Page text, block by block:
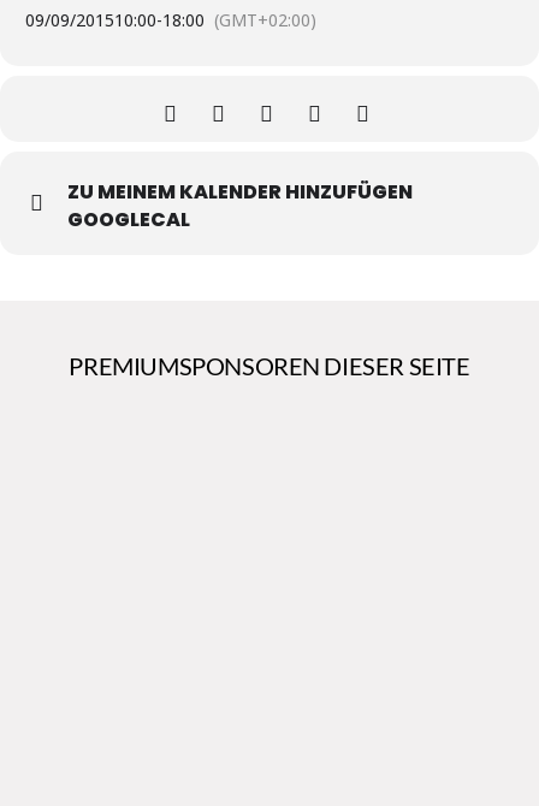
09/09/201510:00-18:00 (GMT+02:00)
ZU MEINEM KALENDER HINZUFÜGEN
GOOGLECAL
PREMIUMSPONSOREN DIESER SEITE